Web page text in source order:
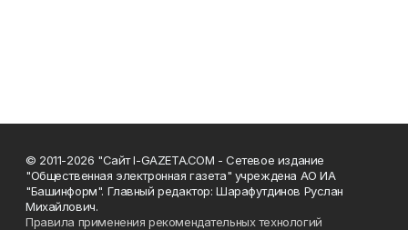
© 2011-2026 "Сайт I-GAZETA.COM - Сетевое издание
"Общественная электронная газета" учреждена АО ИА
"Башинформ". Главный редактор: Шарафутдинов Руслан
Михайлович.
Правила применения рекомендательных технологий